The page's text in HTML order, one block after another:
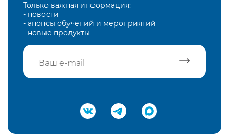
Только важная информация:
- новости
- анонсы обучений и мероприятий
- новые продукты
Подтвердить e-mail